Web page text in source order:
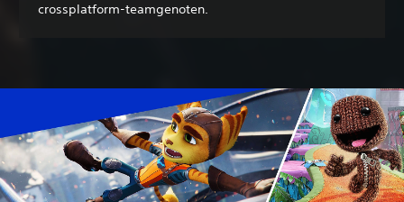
crossplatform-teamgenoten.